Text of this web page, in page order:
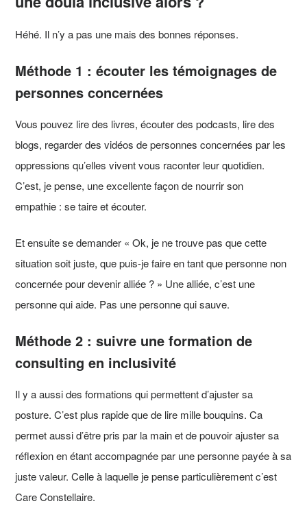
Héhé. Il n’y a pas une mais des bonnes réponses.
Méthode 1 : écouter les témoignages de
personnes concernées
Vous pouvez lire des livres, écouter des podcasts, lire des
blogs, regarder des vidéos de personnes concernées par les
oppressions qu’elles vivent vous raconter leur quotidien.
C’est, je pense, une excellente façon de nourrir son
empathie : se taire et écouter.
Et ensuite se demander « Ok, je ne trouve pas que cette
situation soit juste, que puis-je faire en tant que personne non
concernée pour devenir alliée ? » Une alliée, c’est une
personne qui aide. Pas une personne qui sauve.
Méthode 2 : suivre une formation de
consulting en inclusivité
Il y a aussi des formations qui permettent d’ajuster sa
posture. C’est plus rapide que de lire mille bouquins. Ca
permet aussi d’être pris par la main et de pouvoir ajuster sa
réflexion en étant accompagnée par une personne payée à sa
juste valeur. Celle à laquelle je pense particulièrement c’est
Care Constellaire.